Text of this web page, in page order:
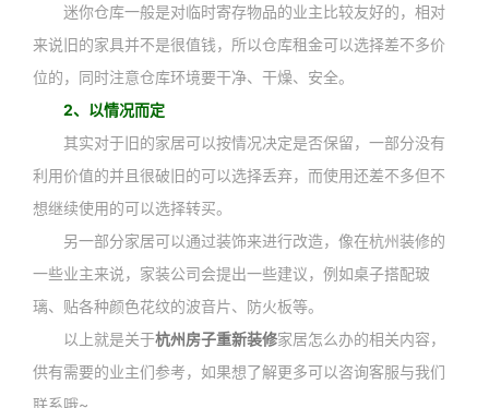
迷你仓库一般是对临时寄存物品的业主比较友好的，相对
来说旧的家具并不是很值钱，所以仓库租金可以选择差不多价
位的，同时注意仓库环境要干净、干燥、安全。
2、以情况而定
其实对于旧的家居可以按情况决定是否保留，一部分没有
利用价值的并且很破旧的可以选择丢弃，而使用还差不多但不
想继续使用的可以选择转买。
另一部分家居可以通过装饰来进行改造，像在杭州装修的
一些业主来说，家装公司会提出一些建议，例如桌子搭配玻
璃、贴各种颜色花纹的波音片、防火板等。
以上就是关于杭州房子重新装修家居怎么办的相关内容，
供有需要的业主们参考，如果想了解更多可以咨询客服与我们
联系哦~